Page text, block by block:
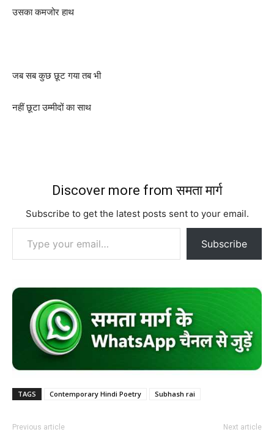
उसका कमजोर हाथ
जब सब कुछ छूट गया तब भी
नहीं छूटा उम्मीदों का साथ
Discover more from समता मार्ग
Subscribe to get the latest posts sent to your email.
Type your email…
Subscribe
TAGS Contemporary Hindi Poetry Subhash rai
Previous article Next article